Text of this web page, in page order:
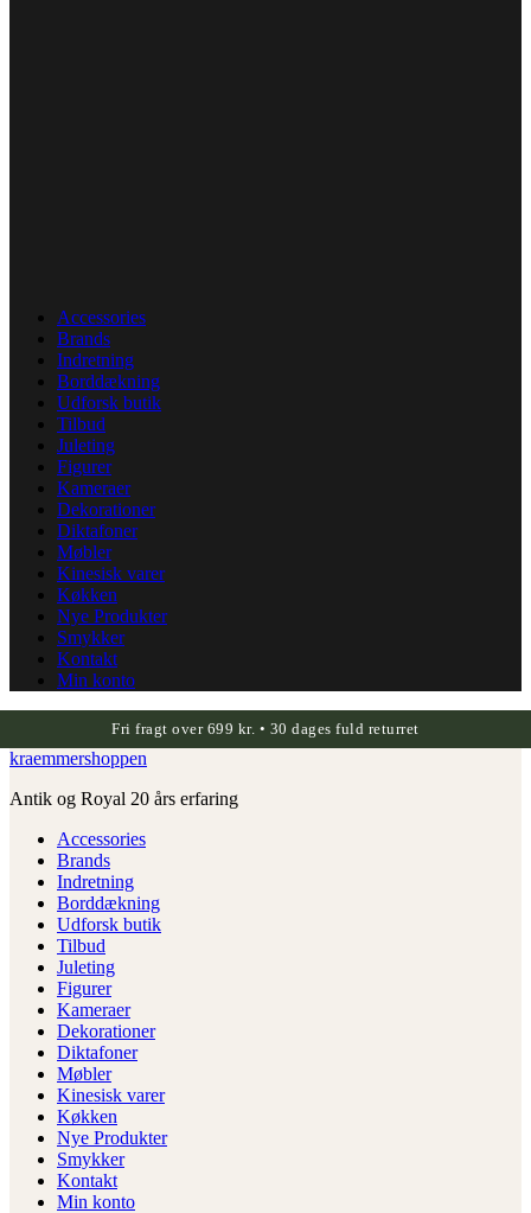
Accessories
Brands
Indretning
Borddækning
Udforsk butik
Tilbud
Juleting
Figurer
Kameraer
Dekorationer
Diktafoner
Møbler
Kinesisk varer
Køkken
Nye Produkter
Smykker
Kontakt
Min konto
Fri fragt over 699 kr. • 30 dages fuld returret
kraemmershoppen
Antik og Royal 20 års erfaring
Accessories
Brands
Indretning
Borddækning
Udforsk butik
Tilbud
Juleting
Figurer
Kameraer
Dekorationer
Diktafoner
Møbler
Kinesisk varer
Køkken
Nye Produkter
Smykker
Kontakt
Min konto